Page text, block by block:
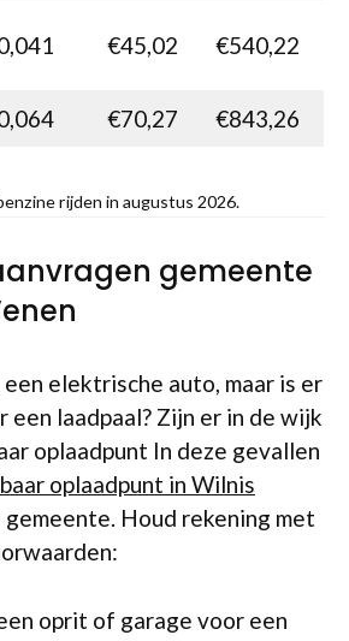
€45,02 €540,22
€70,27 €843,26
rijden in augustus 2026.
gemeente
elektrische auto, maar is er
een laadpaal? Zijn er in de wijk
oplaadpunt In deze gevallen
oplaadpunt in Wilnis
gemeente. Houd rekening met
oprit of garage voor een